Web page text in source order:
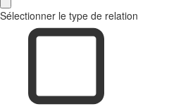
Sélectionner le type de relation